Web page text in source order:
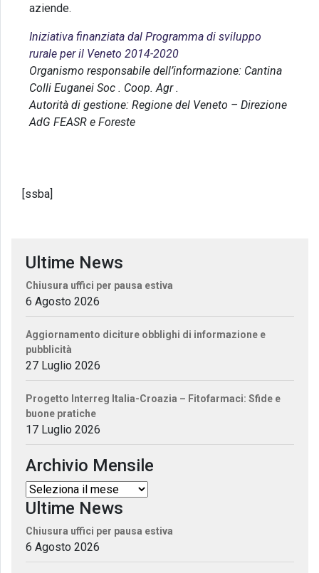
aziende.
Iniziativa finanziata dal Programma di sviluppo
rurale per il Veneto 2014-2020
Organismo responsabile dell’informazione: Cantina
Colli Euganei Soc . Coop. Agr .
Autorità di gestione: Regione del Veneto – Direzione
AdG FEASR e Foreste
[ssba]
Ultime News
Chiusura uffici per pausa estiva
6 Agosto 2026
Aggiornamento diciture obblighi di informazione e
pubblicità
27 Luglio 2026
Progetto Interreg Italia-Croazia – Fitofarmaci: Sfide e
buone pratiche
17 Luglio 2026
Archivio Mensile
Ultime News
Chiusura uffici per pausa estiva
6 Agosto 2026